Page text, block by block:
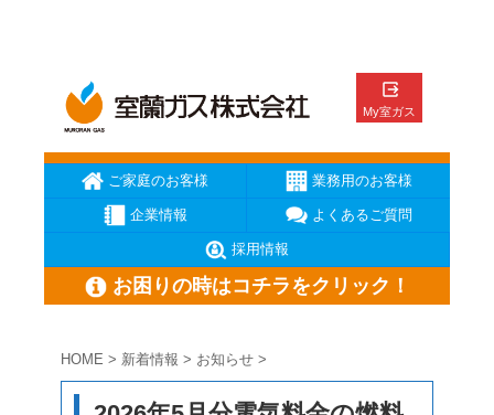
ご家庭のお客様 業務用のお客様
企業情報 よくあるご質問
採用情報
お困りの時はコチラをクリック！
ガス臭いと思ったら ガスが出ない
HOME > 新着情報 > お知らせ >